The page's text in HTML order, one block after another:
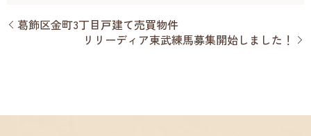
葛飾区金町3丁目戸建て売買物件
リリーディア東武練馬募集開始しました！